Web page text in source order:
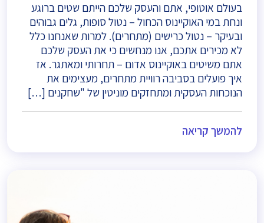
בעולם אוטופי, אתם והעסק שלכם הייתם שטים ברוגע
ונחת במי האוקיינוס הכחול – נטול סופות, גלים גבוהים
ובעיקר – נטול כרישים (מתחרים). למרות שאנחנו כלל
לא מכירים אתכם, אנו מנחשים כי את העסק שלכם
אתם משיטים באוקיינוס אדום – תחרותי ומאתגר. אז
איך פועלים בסביבה רוויית מתחרים, מעצימים את
הנוכחות העסקית ומתחזקים מוניטין של "שחקנים […]
להמשך קריאה